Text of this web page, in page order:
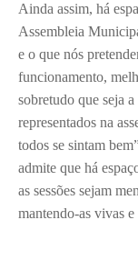
Ainda assim, há
Assembleia
e o que nós
funcionamento,
sobretudo que seja
representados na
todos se sintam
admite que há
as sessões sejam
mantendo-as vivas e